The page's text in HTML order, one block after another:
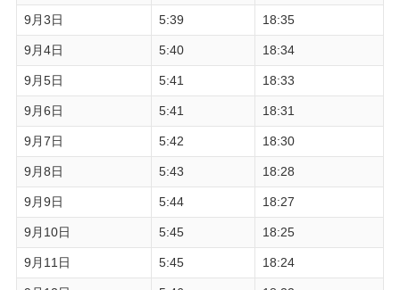
9月3日 5:39 18:35
9月4日 5:40 18:34
9月5日 5:41 18:33
9月6日 5:41 18:31
9月7日 5:42 18:30
9月8日 5:43 18:28
9月9日 5:44 18:27
9月10日 5:45 18:25
9月11日 5:45 18:24